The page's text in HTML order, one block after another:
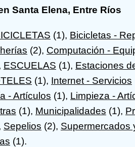
Santa Elena, Entre Ríos
(1), Bicicletas -
(2), Computación -
ESCUELAS (1), Estaciones
(1), Internet - Servicios
- Artículos (1), Limpieza -
(1), Municipalidades (1),
Sepelios (2), Supermercados
(1).